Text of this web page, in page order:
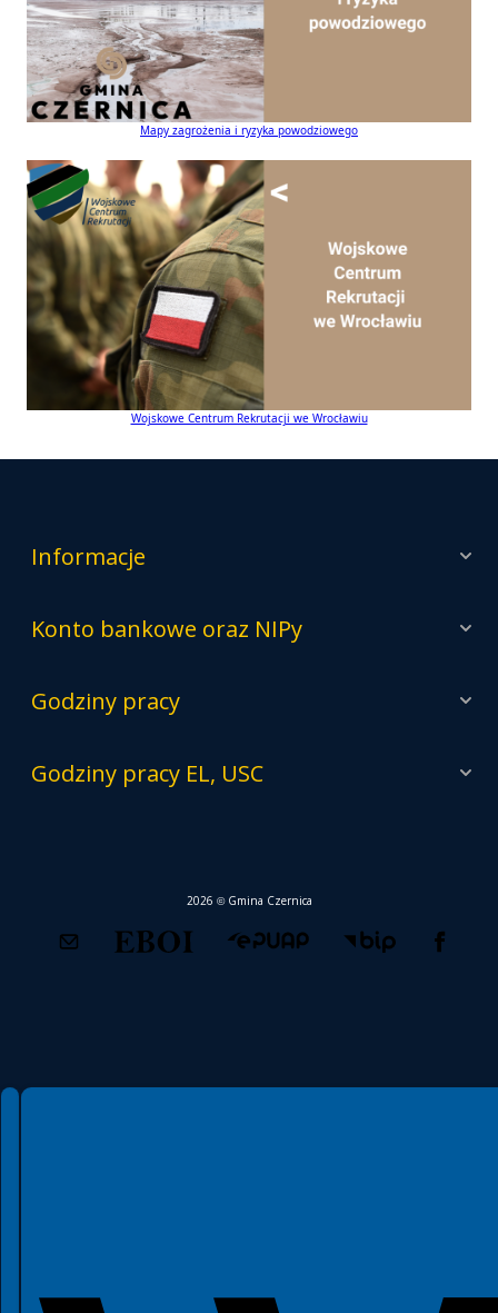
Mapy zagrożenia i ryzyka powodziowego
Wojskowe Centrum Rekrutacji we Wrocławiu
Informacje
Konto bankowe oraz NIPy
Godziny pracy
Godziny pracy EL, USC
2026 © Gmina Czernica
Spełniamy standardy WCAG 2.2
Spełniamy standardy W3C